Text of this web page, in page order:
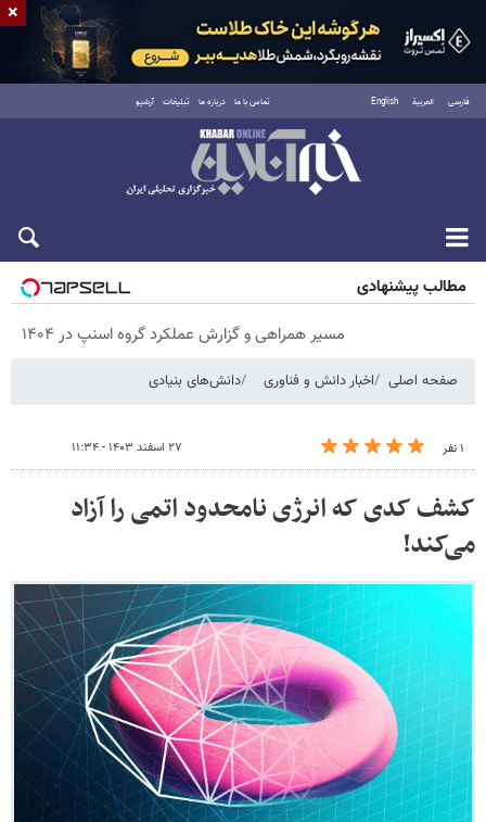
فارسی العربية English تماس با ما درباره ما تبلیغات آرشیو
پنجشنبه ۱۵ مرداد ۱۴۰۵
مطالب پیشنهادی
مسیر همراهی و گزارش عملکرد گروه اسنپ در ۱۴۰۴
صفحه اصلی اخبار دانش و فناوری دانش‌های بنیادی
۱ نفر ۲۷ اسفند ۱۴۰۳ - ۱۱:۳۴
کشف کدی که انرژی نامحدود اتمی را آزاد
می‌کند!
×